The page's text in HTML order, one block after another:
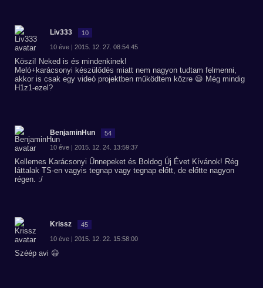
Liv333 10
10 éve | 2015. 12. 27. 08:54:45
Köszi! Neked is és mindenkinek!
Meló+karácsonyi készülődés miatt nem nagyon tudtam felmenni,
akkor is csak egy videó projektben működtem közre 😃 Még mindig
H1z1-ezel?
BenjaminHun 54
10 éve | 2015. 12. 24. 13:59:37
Kellemes Karácsonyi Ünnepeket és Boldog Új Évet Kívánok! Rég
láttalak TS-en vagyis tegnap vagy tegnap előtt, de előtte nagyon
régen. :/
Krissz 45
10 éve | 2015. 12. 22. 15:58:00
Széép avi 😃